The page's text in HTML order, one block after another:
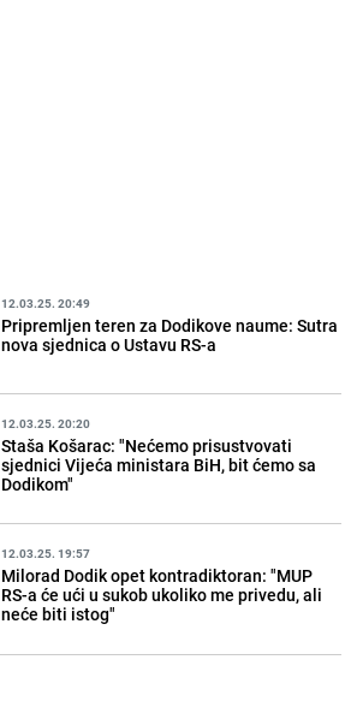
12.03.25. 20:49
Pripremljen teren za Dodikove naume: Sutra
nova sjednica o Ustavu RS-a
12.03.25. 20:20
Staša Košarac: "Nećemo prisustvovati
sjednici Vijeća ministara BiH, bit ćemo sa
Dodikom"
12.03.25. 19:57
Milorad Dodik opet kontradiktoran: "MUP
RS-a će ući u sukob ukoliko me privedu, ali
neće biti istog"